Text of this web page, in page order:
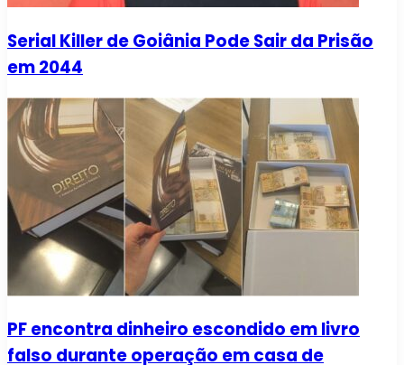
Serial Killer de Goiânia Pode Sair da Prisão
em 2044
PF encontra dinheiro escondido em livro
falso durante operação em casa de